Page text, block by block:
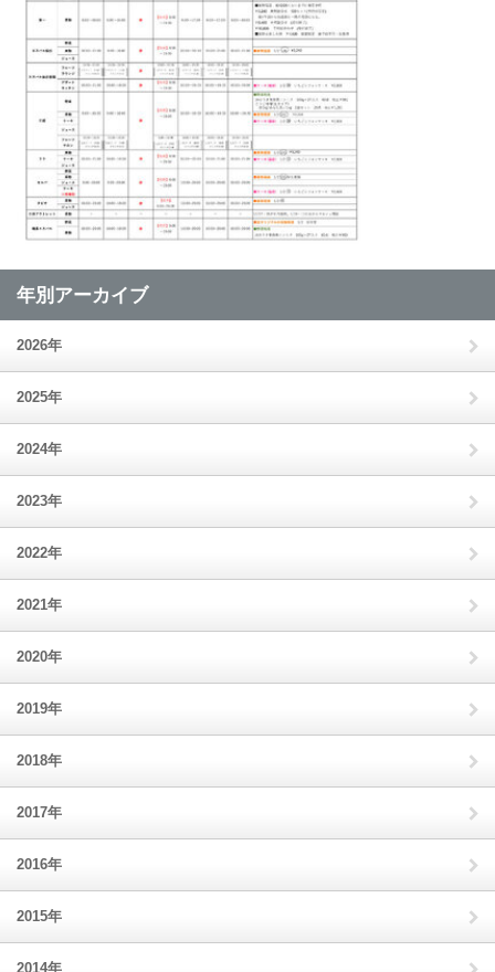
年別アーカイブ
2026年
2025年
2024年
2023年
2022年
2021年
2020年
2019年
2018年
2017年
2016年
2015年
2014年